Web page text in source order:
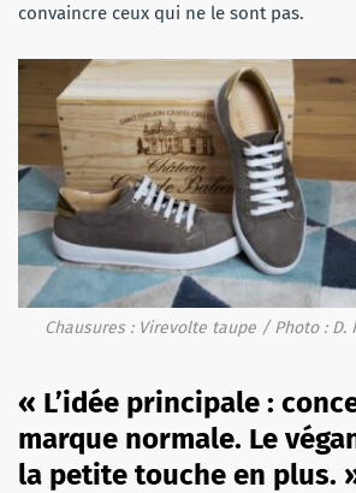
convaincre ceux qui ne le sont pas.
Chausures : Virevolte taupe / Photo : D.
« L’idée principale :
marque normale. Le
la petite touche en plus.